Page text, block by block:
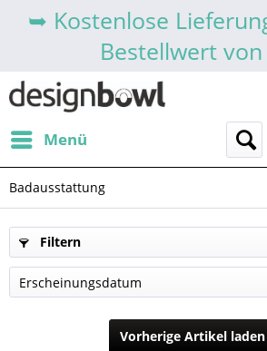
➥ Kostenlose
Bestellwert
Menü
Badausstattung
Filtern
Vorherige Artikel laden